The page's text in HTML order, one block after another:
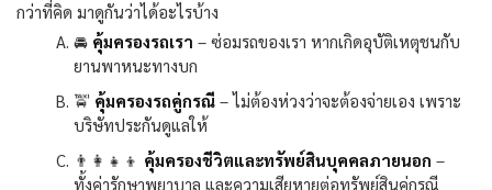
กว่าที่คิด มาดูกันว่าได้อะไรบ้าง
🚘 คุ้มครองรถเรา – ซ่อมรถของเรา หากเกิดอุบัติเหตุชนกับ
ยานพาหนะทางบก
🚖 คุ้มครองรถคู่กรณี–ไม่ต้องห่วงว่าจะต้องจ่ายเอง เพราะ
บริษัทประกันดูแลให้
👨 คุ้มครองชีวิตและทรัพย์สินบุคคลภายนอก –
ทั้งค่ารักษาพยาบาล และความเสียหายต่อทรัพย์สินคู่กรณี